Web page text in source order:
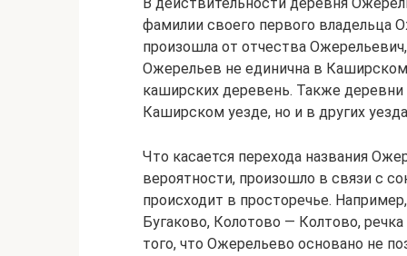
фамилии своего первого владельца
произошла от отчества
Ожерельев не единична в Каширском
каширских деревень. Также
Каширском уезде, но и в других
Что касается перехода названия
вероятности, произошло в связи с
происходит в просторечье.
Бугаково, Колотово — Колтово,
того, что Ожерельево основано не